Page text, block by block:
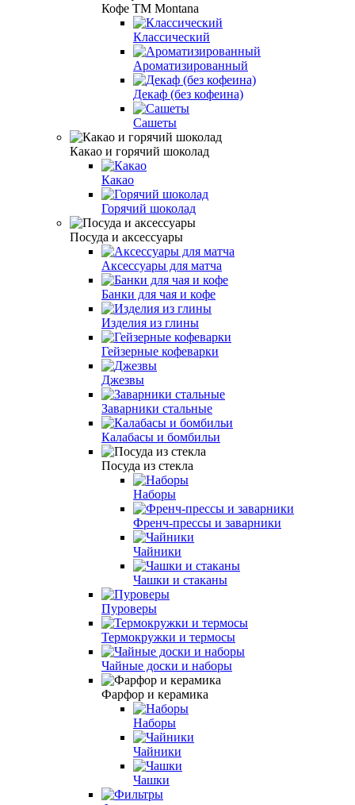
Кофе ТМ Montana
Классический
Ароматизированный
Декаф (без кофеина)
Сашеты
Какао и горячий шоколад
Какао
Горячий шоколад
Посуда и аксессуары
Аксессуары для матча
Банки для чая и кофе
Изделия из глины
Гейзерные кофеварки
Джезвы
Заварники стальные
Калабасы и бомбильи
Посуда из стекла
Наборы
Френч-прессы и заварники
Чайники
Чашки и стаканы
Пуроверы
Термокружки и термосы
Чайные доски и наборы
Фарфор и керамика
Наборы
Чайники
Чашки